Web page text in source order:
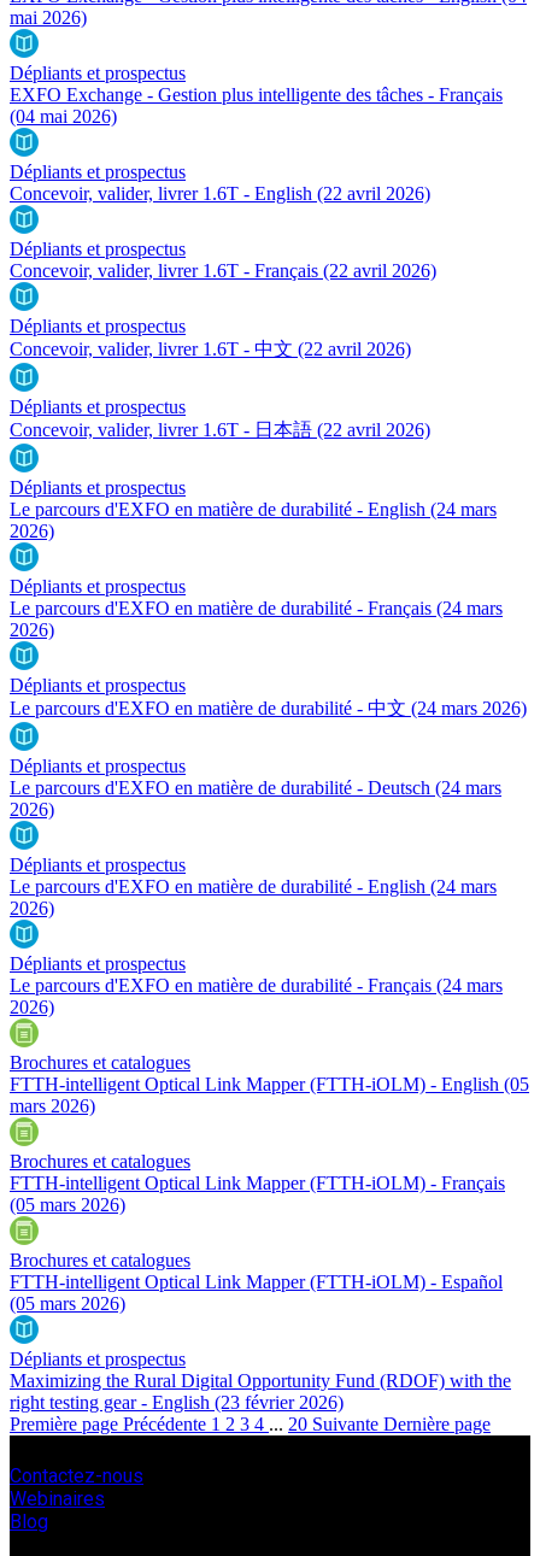
mai 2026)
Dépliants et prospectus
EXFO Exchange - Gestion plus intelligente des tâches - Français
(04 mai 2026)
Dépliants et prospectus
Concevoir, valider, livrer 1.6T - English (22 avril 2026)
Dépliants et prospectus
Concevoir, valider, livrer 1.6T - Français (22 avril 2026)
Dépliants et prospectus
Concevoir, valider, livrer 1.6T - 中文 (22 avril 2026)
Dépliants et prospectus
Concevoir, valider, livrer 1.6T - 日本語 (22 avril 2026)
Dépliants et prospectus
Le parcours d'EXFO en matière de durabilité - English (24 mars
2026)
Dépliants et prospectus
Le parcours d'EXFO en matière de durabilité - Français (24 mars
2026)
Dépliants et prospectus
Le parcours d'EXFO en matière de durabilité - 中文 (24 mars 2026)
Dépliants et prospectus
Le parcours d'EXFO en matière de durabilité - Deutsch (24 mars
2026)
Dépliants et prospectus
Le parcours d'EXFO en matière de durabilité - English (24 mars
2026)
Dépliants et prospectus
Le parcours d'EXFO en matière de durabilité - Français (24 mars
2026)
Brochures et catalogues
FTTH-intelligent Optical Link Mapper (FTTH-iOLM) - English (05
mars 2026)
Brochures et catalogues
FTTH-intelligent Optical Link Mapper (FTTH-iOLM) - Français
(05 mars 2026)
Brochures et catalogues
FTTH-intelligent Optical Link Mapper (FTTH-iOLM) - Español
(05 mars 2026)
Dépliants et prospectus
Maximizing the Rural Digital Opportunity Fund (RDOF) with the
right testing gear - English (23 février 2026)
Première page Précédente 1 2 3 4 ... 20 Suivante Dernière page
Contactez-nous
Webinaires
Blog